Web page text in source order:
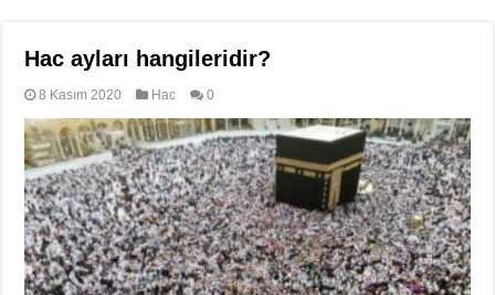
Hac ayları hangileridir?
8 Kasım 2020 Hac 0